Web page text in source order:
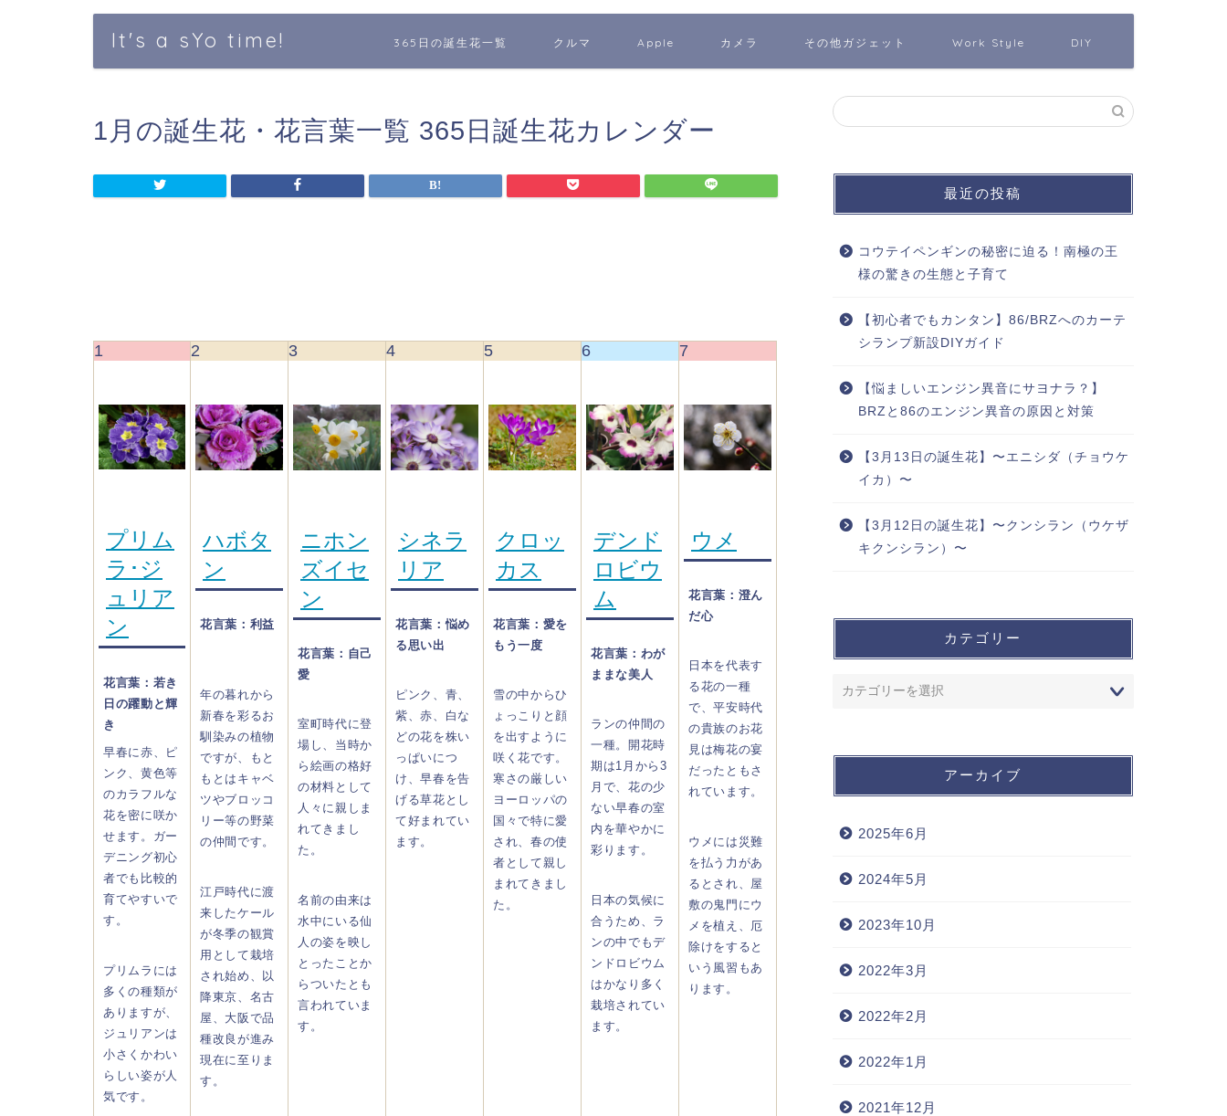
It's a sYo time! 365日の誕生花一覧 クルマ Apple カメラ その他ガジェット Work Style DIY
1月の誕生花・花言葉一覧 365日誕生花カレンダー
1
プリム
ラ･ジ
ュリア
ン
花言葉：若き
日の躍動と輝
き
早春に赤、ピ
ンク、黄色等
のカラフルな
花を密に咲か
せます。ガー
デニング初心
者でも比較的
育てやすいで
す。
プリムラには
多くの種類が
ありますが、
ジュリアンは
小さくかわい
らしい姿が人
気です。
2
ハボタ
ン
花言葉：利益
年の暮れから
新春を彩るお
馴染みの植物
ですが、もと
もとはキャベ
ツやブロッコ
リー等の野菜
の仲間です。
江戸時代に渡
来したケール
が冬季の観賞
用として栽培
され始め、以
降東京、名古
屋、大阪で品
種改良が進み
現在に至りま
す。
3
ニホン
ズイセ
ン
花言葉：自己
愛
室町時代に登
場し、当時か
ら絵画の格好
の材料として
人々に親しま
れてきまし
た。
名前の由来は
水中にいる仙
人の姿を映し
とったことか
らついたとも
言われていま
す。
4
シネラ
リア
花言葉：悩め
る思い出
ピンク、青、
紫、赤、白な
どの花を株い
っぱいにつ
け、早春を告
げる草花とし
て好まれてい
ます。
5
クロッ
カス
花言葉：愛を
もう一度
雪の中からひ
ょっこりと顔
を出すように
咲く花です。
寒さの厳しい
ヨーロッパの
国々で特に愛
され、春の使
者として親し
まれてきまし
た。
6
デンド
ロビウ
ム
花言葉：わが
ままな美人
ランの仲間の
一種。開花時
期は1月から3
月で、花の少
ない早春の室
内を華やかに
彩ります。
日本の気候に
合うため、ラ
ンの中でもデ
ンドロビウム
はかなり多く
栽培されてい
ます。
7
ウメ
花言葉：澄ん
だ心
日本を代表す
る花の一種
で、平安時代
の貴族のお花
見は梅花の宴
だったともさ
れています。
ウメには災難
を払う力があ
るとされ、屋
敷の鬼門にウ
メを植え、厄
除けをすると
いう風習もあ
ります。
最近の投稿
コウテイペンギンの秘密に迫る！南極の王
様の驚きの生態と子育て
【初心者でもカンタン】86/BRZへのカーテ
シランプ新設DIYガイド
【悩ましいエンジン異音にサヨナラ？】
BRZと86のエンジン異音の原因と対策
【3月13日の誕生花】〜エニシダ（チョウケ
イカ）〜
【3月12日の誕生花】〜クンシラン（ウケザ
キクンシラン）〜
カテゴリー
アーカイブ
2025年6月
2024年5月
2023年10月
2022年3月
2022年2月
2022年1月
2021年12月